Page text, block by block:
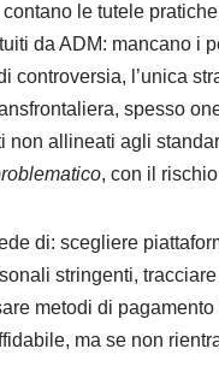
le tutele
da ADM: mancano i
controversia, l’unica
spesso
non allineati agli
, con il
di: scegliere
stringenti,
metodi di
ma se non